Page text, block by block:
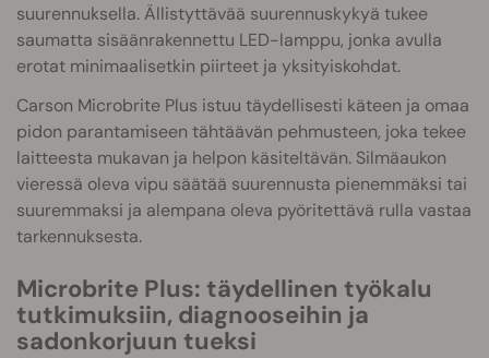
suurennuksella. Ällistyttävää suurennuskykyä tukee
saumatta sisäänrakennettu LED-lamppu, jonka avulla
erotat minimaalisetkin piirteet ja yksityiskohdat.
Carson Microbrite Plus istuu täydellisesti käteen ja omaa
pidon parantamiseen tähtäävän pehmusteen, joka tekee
laitteesta mukavan ja helpon käsiteltävän. Silmäaukon
vieressä oleva vipu säätää suurennusta pienemmäksi tai
suuremmaksi ja alempana oleva pyöritettävä rulla vastaa
tarkennuksesta.
Microbrite Plus: täydellinen työkalu
tutkimuksiin, diagnooseihin ja
sadonkorjuun tueksi